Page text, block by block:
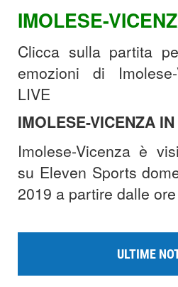
IMOLESE-
Clicca sulla partita
emozioni di
LIVE
IMOLESE-VICENZA
Imolese-Vicenza è
su Eleven Sports
2019 a partire dalle
ULTIME